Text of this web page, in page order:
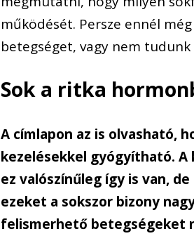
működését. Persze ennél
betegséget, vagy nem
Sok a ritka
A címlapon az is olvasható,
kezelésekkel gyógyítható.
ez valószínűleg így is van,
ezeket a sokszor bizony
felismerhető betegségeket